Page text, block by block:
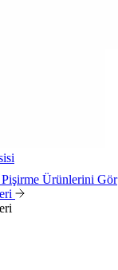
Ürünlerini Gör